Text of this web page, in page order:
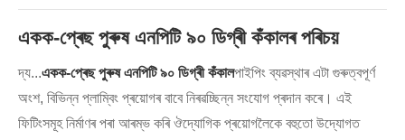
একক-প্ৰেছ পুৰুষ এনপিটি ৯০ ডিগ্ৰী কঁকালৰ পৰিচয়
দ্য...একক-প্ৰেছ পুৰুষ এনপিটি ৯০ ডিগ্ৰী কঁকালপাইপিং ব্যৱস্থাৰ এটা গুৰুত্বপূৰ্ণ
অংশ, বিভিন্ন প্লাম্বিং প্ৰয়োগৰ বাবে নিৰৱচ্ছিন্ন সংযোগ প্ৰদান কৰে। এই
ফিটিংসমূহ নিৰ্মাণৰ পৰা আৰম্ভ কৰি ঔদ্যোগিক প্ৰয়োগলৈকে বহুতো উদ্যোগত